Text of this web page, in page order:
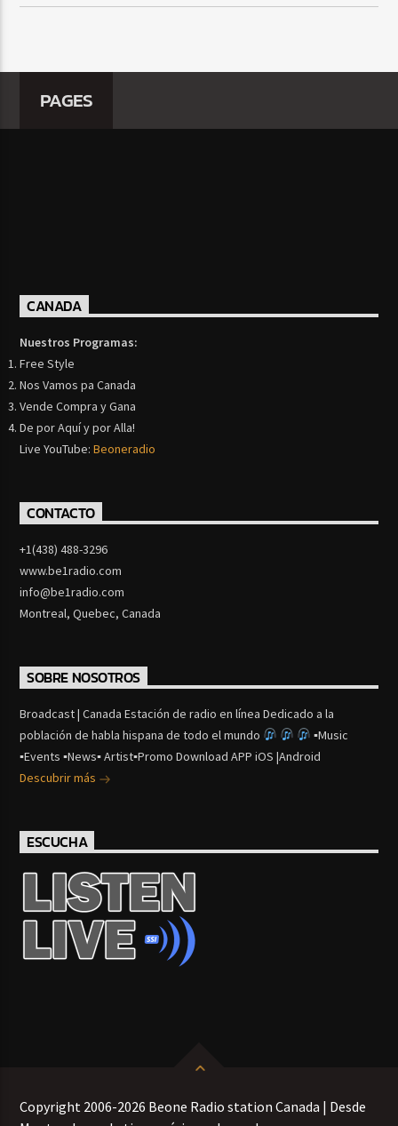
PAGES
CANADA
Nuestros Programas:
Free Style
Nos Vamos pa Canada
Vende Compra y Gana
De por Aquí y por Alla!
Live YouTube:Beoneradio
CONTACTO
+1(438) 488-3296
www.be1radio.com
info@be1radio.com
Montreal, Quebec, Canada
SOBRE NOSOTROS
Broadcast | Canada Estación de radio en línea Dedicado a la
población de habla hispana de todo el mundo
▪Music
▪Events ▪News▪ Artist▪Promo Download APP iOS |Android
Descubrir más
ESCUCHA
Copyright 2006-2026 Beone Radio station Canada | Desde